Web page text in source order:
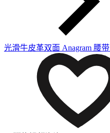
光滑牛皮革双面 Anagram 腰带